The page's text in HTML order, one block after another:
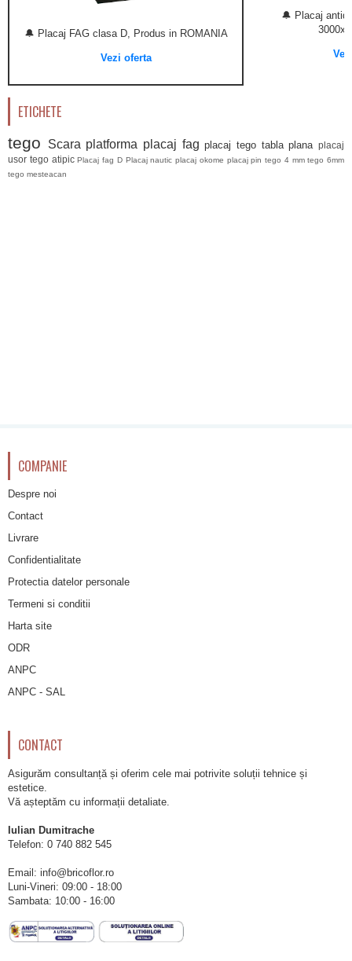
🔔 Placaj FAG clasa D, Produs in ROMANIA
Vezi oferta
🔔 Placaj
ETICHETE
tego Scara platforma placaj fag placaj tego tabla plana placaj
usor tego atipic Placaj fag D Placaj nautic placaj okome placaj pin tego 4 mm tego 6mm
tego mesteacan
COMPANIE
Despre noi
Contact
Livrare
Confidentialitate
Protectia datelor personale
Termeni si conditii
Harta site
ODR
ANPC
ANPC - SAL
CONTACT
Asigurăm consultanță și oferim cele mai potrivite soluții tehnice și
estetice.
Vă așteptăm cu informații detaliate.
Iulian Dumitrache
Telefon: 0 740 882 545
Email: info@bricoflor.ro
Luni-Vineri: 09:00 - 18:00
Sambata: 10:00 - 16:00